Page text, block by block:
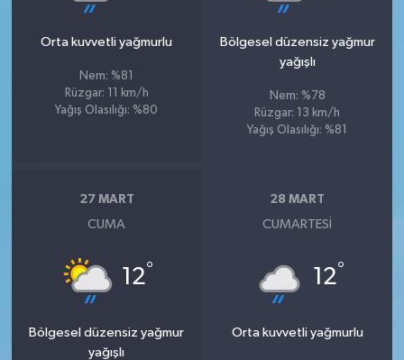
Orta kuvvetli yağmurlu
Nem: %81
Rüzgar: 11 km/h
Yağış Olasılığı: %80
Bölgesel düzensiz yağmur
yağışlı
Nem: %78
Rüzgar: 13 km/h
Yağış Olasılığı: %81
27 MART
CUMA
12°
Bölgesel düzensiz yağmur
yağışlı
28 MART
CUMARTESI
12°
Orta kuvvetli yağmurlu